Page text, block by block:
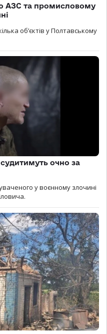
АЗС та промисловому
обʼєктів у Полтавському
очно за
у воєнному злочині